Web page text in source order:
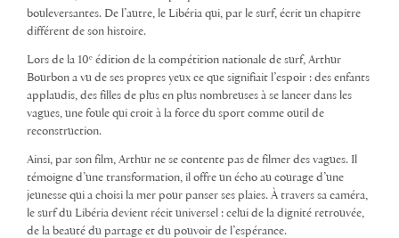
bouleversantes. De l’autre, le Libéria qui, par le surf, écrit un chapitre
différent de son histoire.
Lors de la 10ᵉ édition de la compétition nationale de surf, Arthur
Bourbon a vu de ses propres yeux ce que signifiait l’espoir : des enfants
applaudis, des filles de plus en plus nombreuses à se lancer dans les
vagues, une foule qui croit à la force du sport comme outil de
reconstruction.
Ainsi, par son film, Arthur ne se contente pas de filmer des vagues. Il
témoigne d’une transformation, il offre un écho au courage d’une
jeunesse qui a choisi la mer pour panser ses plaies. À travers sa caméra,
le surf du Libéria devient récit universel : celui de la dignité retrouvée,
de la beauté du partage et du pouvoir de l’espérance.